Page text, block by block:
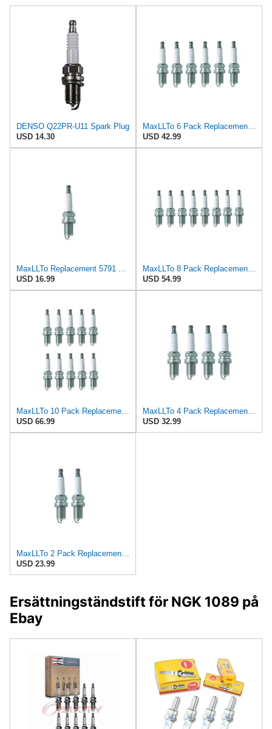
DENSO Q22PR-U11 Spark Plug
USD 14.30
MaxLLTo 6 Pack Replacement 5791 V-Power Spark Plug for Bosch FR5DCX for Champion RC7YCC4 for DENSO
USD 42.99
MaxLLTo Replacement 5791 V-Power Spark Plug for Bosch FR5DCX for Champion RC7YCC4 for DENSO Auto
USD 16.99
MaxLLTo 8 Pack Replacement 5791 V-Power Spark Plug for Bosch FR5DCX for Champion RC7YCC4 for DENSO
USD 54.99
MaxLLTo 10 Pack Replacement 5791 V-Power Spark Plug for Bosch FR5DCX for Champion RC7YCC4 for DENSO
USD 66.99
MaxLLTo 4 Pack Replacement 5791 V-Power Spark Plug for Bosch FR5DCX for Champion RC7YCC4 for DENSO
USD 32.99
MaxLLTo 2 Pack Replacement 5791 V-Power Spark Plug for Bosch FR5DCX for Champion RC7YCC4 for DENSO
USD 23.99
Ersättningständstift för NGK 1089 på
Ebay